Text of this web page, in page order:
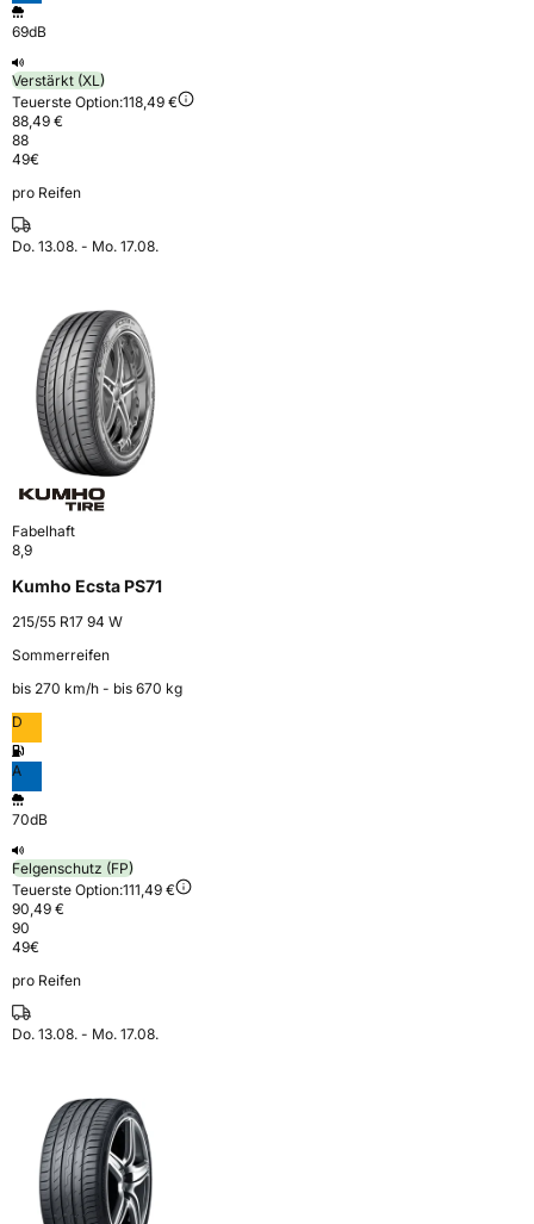
69dB
Verstärkt (XL)
Teuerste Option:118,49 €
88,49 €
88
49€
pro Reifen
Do. 13.08. - Mo. 17.08.
Fabelhaft
8,9
Kumho Ecsta PS71
215/55 R17 94 W
Sommerreifen
bis 270 km⁠/⁠h - bis 670 kg
D
A
70dB
Felgenschutz (FP)
Teuerste Option:111,49 €
90,49 €
90
49€
pro Reifen
Do. 13.08. - Mo. 17.08.